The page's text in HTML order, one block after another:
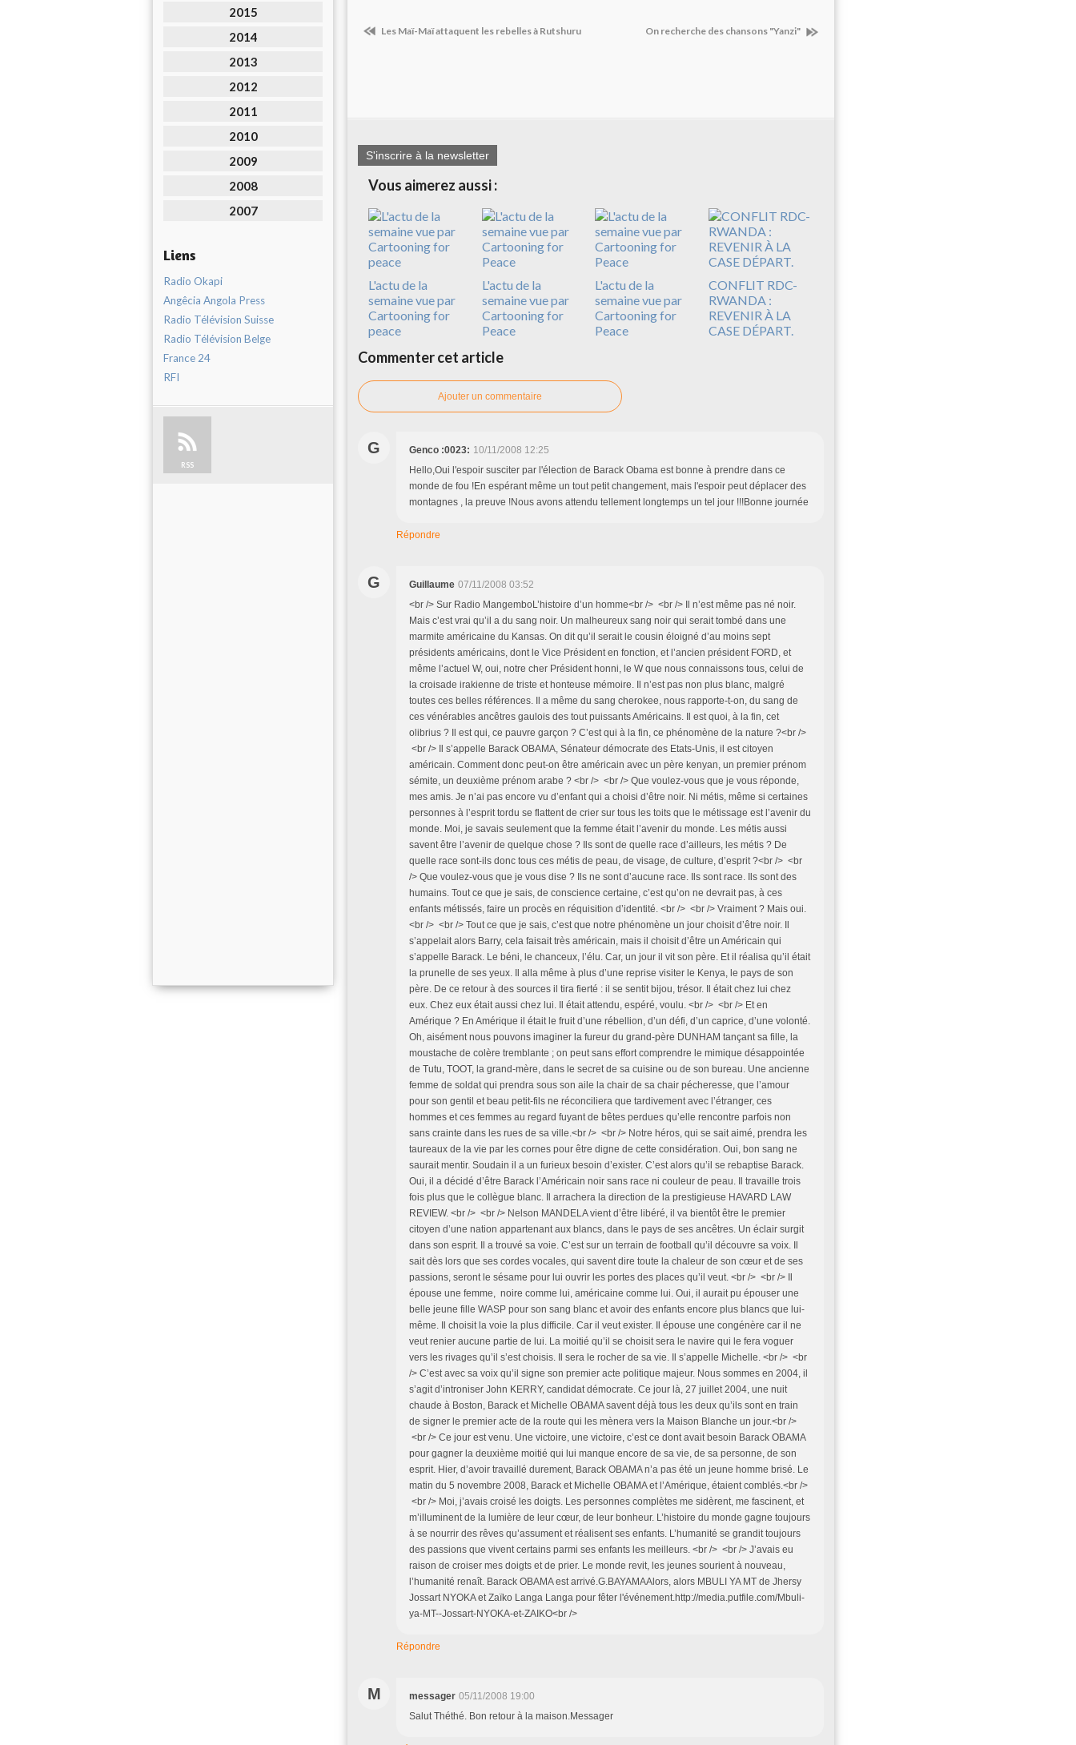
2015
2014
2013
2012
2011
2010
2009
2008
2007
Liens
Radio Okapi
Angêcia Angola Press
Radio Télévision Suisse
Radio Télévision Belge
France 24
RFI
RSS
Les Maï-Maï attaquent les rebelles à Rutshuru On recherche des chansons "Yanzi"
S'inscrire à la newsletter
Vous aimerez aussi :
L'actu de la
semaine vue par
Cartooning for
peace
L'actu de la
semaine vue par
Cartooning for
Peace
L'actu de la
semaine vue par
Cartooning for
Peace
CONFLIT RDC-
RWANDA :
REVENIR À LA
CASE DÉPART.
Commenter cet article
Ajouter un commentaire
G Genco :0023: 10/11/2008 12:25
Hello,Oui l'espoir susciter par l'élection de Barack Obama est bonne à prendre dans ce
monde de fou !En espérant même un tout petit changement, mais l'espoir peut déplacer des
montagnes , la preuve !Nous avons attendu tellement longtemps un tel jour !!!Bonne journée
Répondre
G Guillaume 07/11/2008 03:52
<br /> Sur Radio MangemboL’histoire d’un homme<br /> <br /> Il n’est même pas né noir.
Mais c’est vrai qu’il a du sang noir. Un malheureux sang noir qui serait tombé dans une
marmite américaine du Kansas. On dit qu’il serait le cousin éloigné d’au moins sept
présidents américains, dont le Vice Président en fonction, et l’ancien président FORD, et
même l’actuel W, oui, notre cher Président honni, le W que nous connaissons tous, celui de
la croisade irakienne de triste et honteuse mémoire. Il n’est pas non plus blanc, malgré
toutes ces belles références. Il a même du sang cherokee, nous rapporte-t-on, du sang de
ces vénérables ancêtres gaulois des tout puissants Américains. Il est quoi, à la fin, cet
olibrius ? Il est qui, ce pauvre garçon ? C’est qui à la fin, ce phénomène de la nature ?<br />
<br /> Il s’appelle Barack OBAMA, Sénateur démocrate des Etats-Unis, il est citoyen
américain. Comment donc peut-on être américain avec un père kenyan, un premier prénom
sémite, un deuxième prénom arabe ? <br /> <br /> Que voulez-vous que je vous réponde,
mes amis. Je n’ai pas encore vu d’enfant qui a choisi d’être noir. Ni métis, même si certaines
personnes à l’esprit tordu se flattent de crier sur tous les toits que le métissage est l’avenir du
monde. Moi, je savais seulement que la femme était l’avenir du monde. Les métis aussi
savent être l’avenir de quelque chose ? Ils sont de quelle race d’ailleurs, les métis ? De
quelle race sont-ils donc tous ces métis de peau, de visage, de culture, d’esprit ?<br /> <br
/> Que voulez-vous que je vous dise ? Ils ne sont d’aucune race. Ils sont race. Ils sont des
humains. Tout ce que je sais, de conscience certaine, c’est qu’on ne devrait pas, à ces
enfants métissés, faire un procès en réquisition d’identité. <br /> <br /> Vraiment ? Mais oui.
<br /> <br /> Tout ce que je sais, c’est que notre phénomène un jour choisit d’être noir. Il
s’appelait alors Barry, cela faisait très américain, mais il choisit d’être un Américain qui
s’appelle Barack. Le béni, le chanceux, l’élu. Car, un jour il vit son père. Et il réalisa qu’il était
la prunelle de ses yeux. Il alla même à plus d’une reprise visiter le Kenya, le pays de son
père. De ce retour à des sources il tira fierté : il se sentit bijou, trésor. Il était chez lui chez
eux. Chez eux était aussi chez lui. Il était attendu, espéré, voulu. <br /> <br /> Et en
Amérique ? En Amérique il était le fruit d’une rébellion, d’un défi, d’un caprice, d’une volonté.
Oh, aisément nous pouvons imaginer la fureur du grand-père DUNHAM tançant sa fille, la
moustache de colère tremblante ; on peut sans effort comprendre le mimique désappointée
de Tutu, TOOT, la grand-mère, dans le secret de sa cuisine ou de son bureau. Une ancienne
femme de soldat qui prendra sous son aile la chair de sa chair pécheresse, que l’amour
pour son gentil et beau petit-fils ne réconciliera que tardivement avec l’étranger, ces
hommes et ces femmes au regard fuyant de bêtes perdues qu’elle rencontre parfois non
sans crainte dans les rues de sa ville.<br /> <br /> Notre héros, qui se sait aimé, prendra les
taureaux de la vie par les cornes pour être digne de cette considération. Oui, bon sang ne
saurait mentir. Soudain il a un furieux besoin d’exister. C’est alors qu’il se rebaptise Barack.
Oui, il a décidé d’être Barack l’Américain noir sans race ni couleur de peau. Il travaille trois
fois plus que le collègue blanc. Il arrachera la direction de la prestigieuse HAVARD LAW
REVIEW. <br /> <br /> Nelson MANDELA vient d’être libéré, il va bientôt être le premier
citoyen d’une nation appartenant aux blancs, dans le pays de ses ancêtres. Un éclair surgit
dans son esprit. Il a trouvé sa voie. C’est sur un terrain de football qu’il découvre sa voix. Il
sait dès lors que ses cordes vocales, qui savent dire toute la chaleur de son cœur et de ses
passions, seront le sésame pour lui ouvrir les portes des places qu’il veut. <br /> <br /> Il
épouse une femme, noire comme lui, américaine comme lui. Oui, il aurait pu épouser une
belle jeune fille WASP pour son sang blanc et avoir des enfants encore plus blancs que lui-
même. Il choisit la voie la plus difficile. Car il veut exister. Il épouse une congénère car il ne
veut renier aucune partie de lui. La moitié qu’il se choisit sera le navire qui le fera voguer
vers les rivages qu’il s’est choisis. Il sera le rocher de sa vie. Il s’appelle Michelle. <br /> <br
/> C’est avec sa voix qu’il signe son premier acte politique majeur. Nous sommes en 2004, il
s’agit d’introniser John KERRY, candidat démocrate. Ce jour là, 27 juillet 2004, une nuit
chaude à Boston, Barack et Michelle OBAMA savent déjà tous les deux qu’ils sont en train
de signer le premier acte de la route qui les mènera vers la Maison Blanche un jour.<br />
<br /> Ce jour est venu. Une victoire, une victoire, c’est ce dont avait besoin Barack OBAMA
pour gagner la deuxième moitié qui lui manque encore de sa vie, de sa personne, de son
esprit. Hier, d’avoir travaillé durement, Barack OBAMA n’a pas été un jeune homme brisé. Le
matin du 5 novembre 2008, Barack et Michelle OBAMA et l’Amérique, étaient comblés.<br />
<br /> Moi, j’avais croisé les doigts. Les personnes complètes me sidèrent, me fascinent, et
m’illuminent de la lumière de leur cœur, de leur bonheur. L’histoire du monde gagne toujours
à se nourrir des rêves qu’assument et réalisent ses enfants. L’humanité se grandit toujours
des passions que vivent certains parmi ses enfants les meilleurs. <br /> <br /> J’avais eu
raison de croiser mes doigts et de prier. Le monde revit, les jeunes sourient à nouveau,
l’humanité renaît. Barack OBAMA est arrivé.G.BAYAMAAlors, alors MBULI YA MT de Jhersy
Jossart NYOKA et Zaïko Langa Langa pour fêter l'événement.http://media.putfile.com/Mbuli-
ya-MT--Jossart-NYOKA-et-ZAIKO<br />
Répondre
M messager 05/11/2008 19:00
Salut Théthé. Bon retour à la maison.Messager